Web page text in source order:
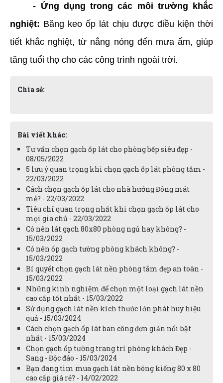
- Ứng dụng trong các môi trường khắc
nghiệt: Băng keo ốp lát chịu được điều kiện thời
tiết khắc nghiệt, từ nắng nóng đến mưa ẩm, giúp
tăng tuổi thọ cho các công trình ngoài trời.
Chia sẻ:
Bài viết khác:
Tư vấn chọn gạch ốp lát cho phòng bếp siêu đẹp -
08/05/2022
5 lưu ý quan trọng khi chọn gạch ốp lát phòng tắm -
22/03/2022
Cách chọn gạch ốp lát cho nhà hướng Đông mát
mẻ? - 22/03/2022
Tiêu chí quan trọng nhất khi chọn gạch ốp lát cho
mọi gia chủ - 22/03/2022
Có nên lát gạch 80x80 phòng ngủ hay không? -
15/03/2022
Có nên ốp gạch tường phòng khách không? -
15/03/2022
Bí quyết chọn gạch lát nền phòng tắm đẹp an toàn -
15/03/2022
Những kinh nghiệm để chọn một loại gạch lát nền
cao cấp tốt nhất - 15/03/2022
Sử dụng gạch lát nền kích thước lớn phát huy hiệu
quả - 15/03/2024
Cách chọn gạch ốp lát ban công đơn giản nổi bật
nhất - 15/03/2024
Chọn gạch ốp tường trang trí phòng khách Đẹp -
Sang - Độc đáo - 15/03/2024
Bạn đang tìm mua gạch lát nền bóng kiếng 80 x 80
cao cấp giá rẻ? - 14/02/2022